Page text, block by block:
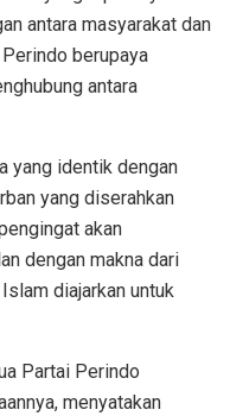
antara masyarakat dan
berupaya
antara
yang identik dengan
yang diserahkan
akan
dengan makna dari
diajarkan untuk
Partai Perindo
menyatakan